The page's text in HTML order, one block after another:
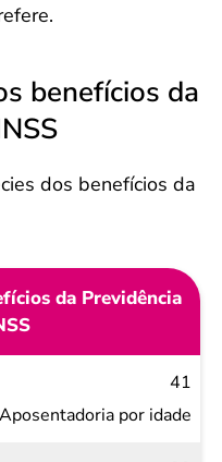
benefícios da
dos benefícios da
da Previdência
41
Aposentadoria por idade